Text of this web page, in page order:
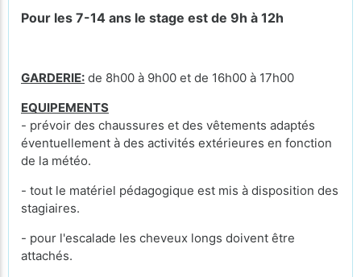
Pour les 7-14 ans le stage est de 9h à 12h
GARDERIE: de 8h00 à 9h00 et de 16h00 à 17h00
EQUIPEMENTS
- prévoir des chaussures et des vêtements adaptés
éventuellement à des activités extérieures en fonction
de la météo.
- tout le matériel pédagogique est mis à disposition des
stagiaires.
- pour l'escalade les cheveux longs doivent être
attachés.